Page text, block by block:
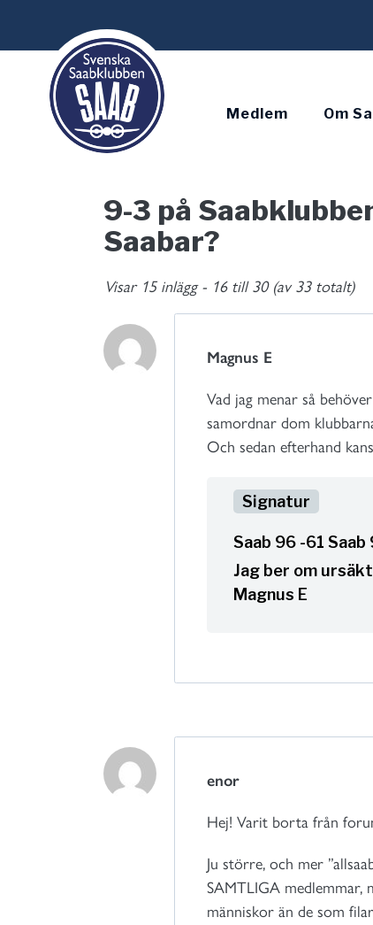
Medlem Om
9-3 på
Saabar?
Visar 15 inlägg - 16 till 30 (av 33 totalt)
Magnus E
Vad jag menar så
samordnar dom
Och sedan efterhand
Saab 96 -61
Jag ber om
Magnus E
enor
Hej! Varit borta från
Ju större, och mer
SAMTLIGA medlemmar,
människor än de som